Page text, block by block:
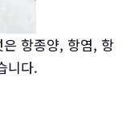
항종양, 항염, 항
니다.